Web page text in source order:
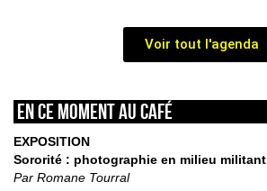
Voir tout l'agenda
En ce moment au café
EXPOSITION
Sororité : photographie en milieu militant
Par Romane Tourral